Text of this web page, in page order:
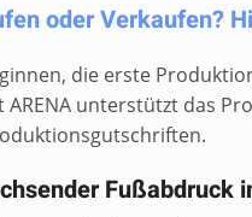
oder Verkaufen?
die erste
unterstützt das
Fußabdruck